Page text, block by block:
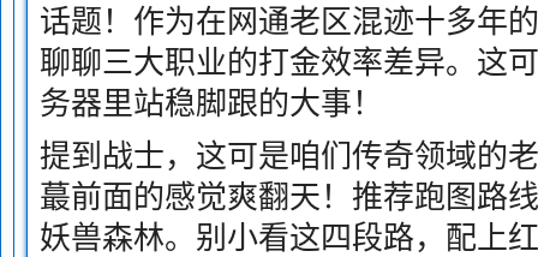
话题！作为在网通老区混迹十多年
聊聊三大职业的打金效率差异。这
务器里站稳脚跟的大事！
提到战士，这可是咱们传奇领域的
蕞前面的感觉爽翻天！推荐跑图路
妖兽森林。别小看这四段路，配上